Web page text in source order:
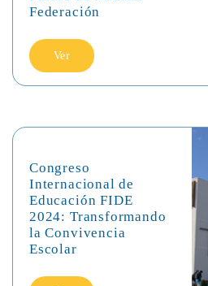
Federación
Ver
Congreso
Internacional de
Educación FIDE
2024: Transformando
la Convivencia
Escolar